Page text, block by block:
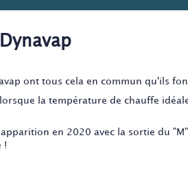
ont tous cela en commun qu'ils
la température de chauffe
en 2020 avec la sortie du
!